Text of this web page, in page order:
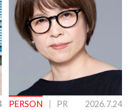
PERSON PR 2026.7.24